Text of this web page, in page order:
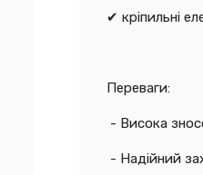
✔ кріпильні
Переваги:
- Висока
- Надійний